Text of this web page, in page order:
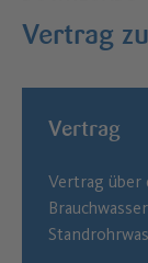
Vertrag
Vertrag
Vertrag über